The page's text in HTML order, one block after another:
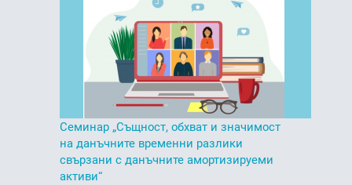
Семинар „Същност, обхват и значимост
на данъчните временни разлики
свързани с данъчните амортизируеми
активи“